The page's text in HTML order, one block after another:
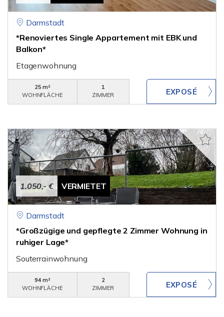
Darmstadt
*Renoviertes Single Appartement mit EBK und
Balkon*
Etagenwohnung
25 m²
WOHNFLÄCHE
1
ZIMMER
1.050,- € VERMIETET
Darmstadt
*Großzügige und gepflegte 2 Zimmer Wohnung in
ruhiger Lage*
Souterrainwohnung
94 m²
WOHNFLÄCHE
2
ZIMMER